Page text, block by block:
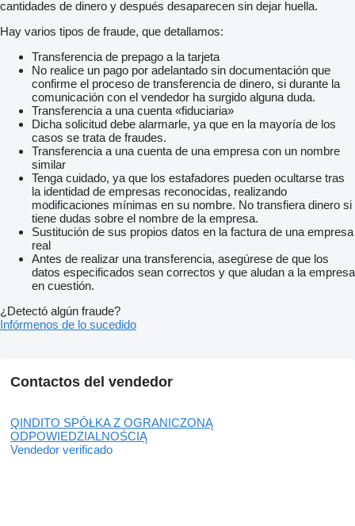
cantidades de dinero y después desaparecen sin dejar huella.
Hay varios tipos de fraude, que detallamos:
Transferencia de prepago a la tarjeta
No realice un pago por adelantado sin documentación que
confirme el proceso de transferencia de dinero, si durante la
comunicación con el vendedor ha surgido alguna duda.
Transferencia a una cuenta «fiduciaria»
Dicha solicitud debe alarmarle, ya que en la mayoría de los
casos se trata de fraudes.
Transferencia a una cuenta de una empresa con un nombre
similar
Tenga cuidado, ya que los estafadores pueden ocultarse tras
la identidad de empresas reconocidas, realizando
modificaciones mínimas en su nombre. No transfiera dinero si
tiene dudas sobre el nombre de la empresa.
Sustitución de sus propios datos en la factura de una empresa
real
Antes de realizar una transferencia, asegúrese de que los
datos especificados sean correctos y que aludan a la empresa
en cuestión.
¿Detectó algún fraude?
Infórmenos de lo sucedido
Contactos del vendedor
QINDITO SPÓŁKA Z OGRANICZONĄ
ODPOWIEDZIALNOŚCIĄ
Vendedor verificado